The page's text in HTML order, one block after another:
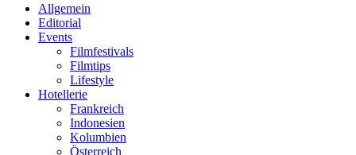
Allgemein
Editorial
Events
Filmfestivals
Filmtips
Lifestyle
Hotellerie
Frankreich
Indonesien
Kolumbien
Österreich